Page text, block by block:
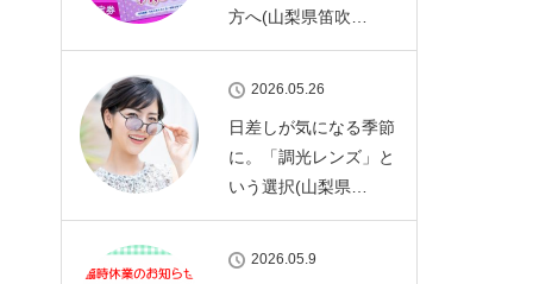
方へ(山梨県笛吹…
2026.05.26
日差しが気になる季節
に。「調光レンズ」と
いう選択(山梨県…
2026.05.9